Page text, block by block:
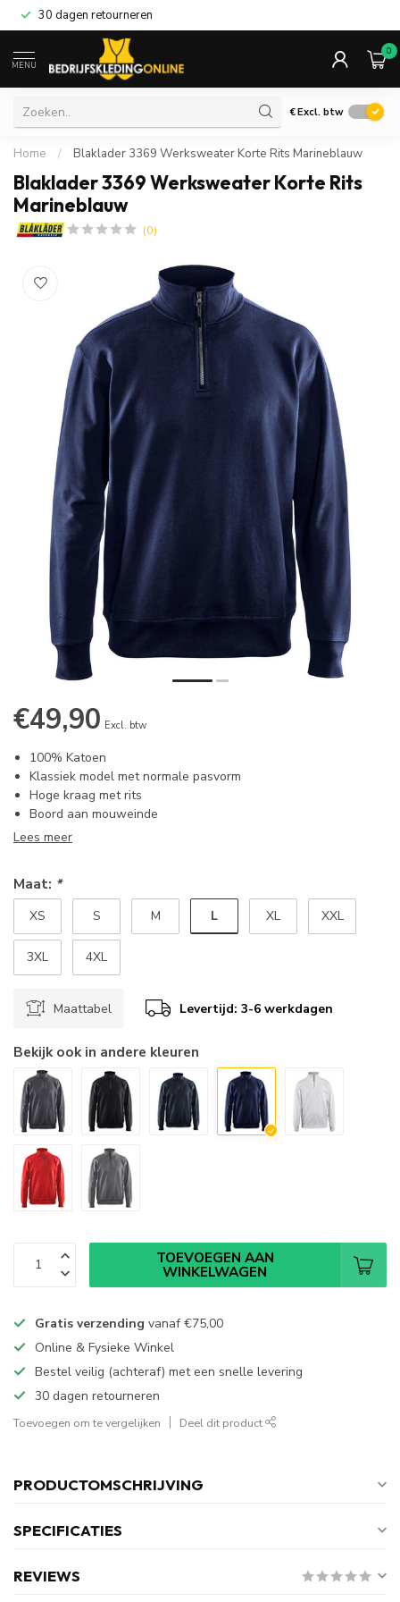
30 dagen retourneren
MENU
0
€Excl. btw
Home / Blaklader 3369 Werksweater Korte Rits Marineblauw
Blaklader 3369 Werksweater Korte Rits
Marineblauw
(0)
€49,90 Excl. btw
100% Katoen
Klassiek model met normale pasvorm
Hoge kraag met rits
Boord aan mouweinde
Lees meer
Maat: *
XS S M L XL XXL
3XL 4XL
Maattabel Levertijd: 3-6 werkdagen
Bekijk ook in andere kleuren
TOEVOEGEN AAN
WINKELWAGEN
Gratis verzending vanaf€75,00
Online & Fysieke Winkel
Bestel veilig (achteraf) met een snelle levering
30 dagen retourneren
Toevoegen om te vergelijken Deel dit product
PRODUCTOMSCHRIJVING
SPECIFICATIES
REVIEWS